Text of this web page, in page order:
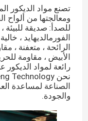
تصنع مواد الديكور
ومعالجتها من ألواح
للصدأ: صديقة للبيئة
الفورمالديهايد ،
الرائحة ، متعفنة ،
الأبيض ، مقاومة
رائعة لمواد الديكور
الصناعة لمساعدة
والجودة.